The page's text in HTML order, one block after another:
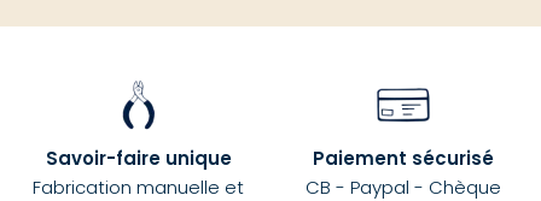
Savoir-faire unique
Fabrication manuelle et
Paiement sécurisé
CB - Paypal - Chèque